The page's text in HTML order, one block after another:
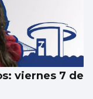
viernes 7 de